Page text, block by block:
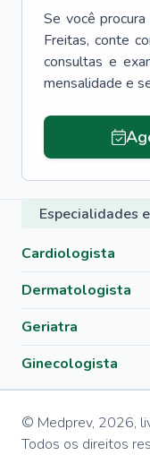
Se você
Freitas, conte
consultas e
mensalidade e
Especialidades
Cardiologista
Dermatologista
Geriatra
Ginecologista
© Medprev, 2026,
Todos os direitos